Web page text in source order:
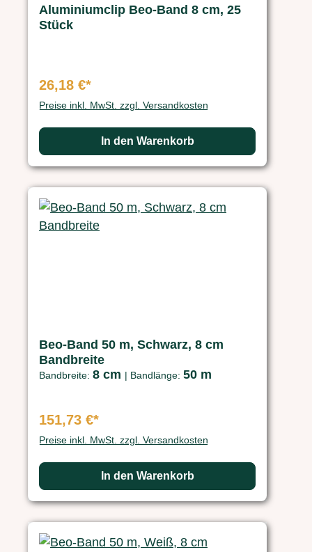
Aluminiumclip Beo-Band 8 cm, 25
Stück
26,18 €*
Preise inkl. MwSt. zzgl. Versandkosten
In den Warenkorb
Beo-Band 50 m, Schwarz, 8 cm
Bandbreite
Bandbreite: 8 cm | Bandlänge: 50 m
151,73 €*
Preise inkl. MwSt. zzgl. Versandkosten
In den Warenkorb